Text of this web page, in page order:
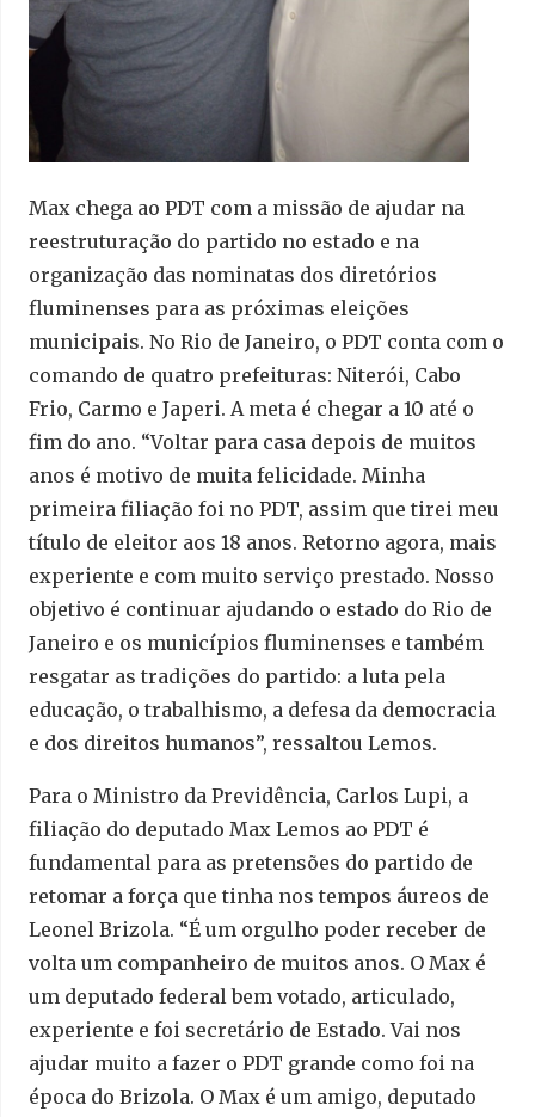
Max chega ao PDT com a missão de ajudar na
reestruturação do partido no estado e na
organização das nominatas dos diretórios
fluminenses para as próximas eleições
municipais. No Rio de Janeiro, o PDT conta com o
comando de quatro prefeituras: Niterói, Cabo
Frio, Carmo e Japeri. A meta é chegar a 10 até o
fim do ano. “Voltar para casa depois de muitos
anos é motivo de muita felicidade. Minha
primeira filiação foi no PDT, assim que tirei meu
título de eleitor aos 18 anos. Retorno agora, mais
experiente e com muito serviço prestado. Nosso
objetivo é continuar ajudando o estado do Rio de
Janeiro e os municípios fluminenses e também
resgatar as tradições do partido: a luta pela
educação, o trabalhismo, a defesa da democracia
e dos direitos humanos”, ressaltou Lemos.
Para o Ministro da Previdência, Carlos Lupi, a
filiação do deputado Max Lemos ao PDT é
fundamental para as pretensões do partido de
retomar a força que tinha nos tempos áureos de
Leonel Brizola. “É um orgulho poder receber de
volta um companheiro de muitos anos. O Max é
um deputado federal bem votado, articulado,
experiente e foi secretário de Estado. Vai nos
ajudar muito a fazer o PDT grande como foi na
época do Brizola. O Max é um amigo, deputado